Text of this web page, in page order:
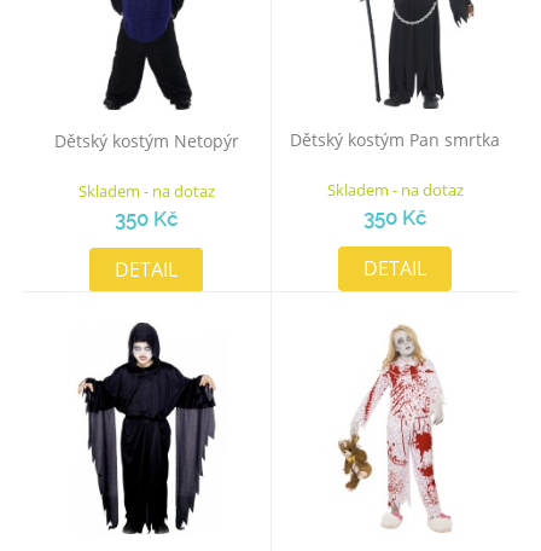
Dětský kostým Netopýr
Skladem - na dotaz
350 Kč
DETAIL
Dětský kostým Pan smrtka
Skladem - na dotaz
350 Kč
DETAIL